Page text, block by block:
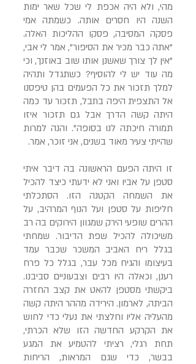
מהי, ולא היה אכפת לי שכל שאר ימות
השנה היו חסרים אותה. כשמתה אמי
פסקה המסיבה, פסקו ההליכות האלה.
"אתה כבר מכיר את הסיפור", אמר לי אבי,
"אין לך צורך שאשנן אותו שוב באוזנך, וכי
מה עוד יש לי להוסיף? כשתגדל ותהיה
למלך תזכור את כל הפעמים בהן טיפסנו
אל התצפית היפה בתבל, תזכור עד כמה
היתה קשה הדרך אבל גם תזכור איזו
תמורה חיכתה לנו בסופה". והנה למרות
שהייתי צעיר מאוד בשנים, אני זוכר, אמר.
זו היתה הפעם הראשונה בה דיבר איתי
סטפן על אביו ואני לא ידעתי כיצד להכיל
את השמחה הקטנה הזו. הסתכלתי
חליפות על סטפן ועל הנוף המרהיב, על
ההרים שופעי הירק שמגוון הירוקים בה רב
משיכולה להכיל שפת הדיבור. שמחתי
בגלל ריח האביב המשכר שכבר עמד
בעיצומו והגיח מכל עבר, בגלל כל פרח
רענן, וכאלה היו רבים וצבעוניים סביבנו.
ביקשתי מסטפן להאט את קצב החזרה
הביתה, לארמון. הירידה מההר היתה קשה
מהעליה אליו וחלצתי את נעלי כדי לחוש
את הקרקע החדשה הזו שלא הכרתי,
תחת רגלי, רציתי להטמיע את המגע
בבשר, כדי שגם המראות, הריחות